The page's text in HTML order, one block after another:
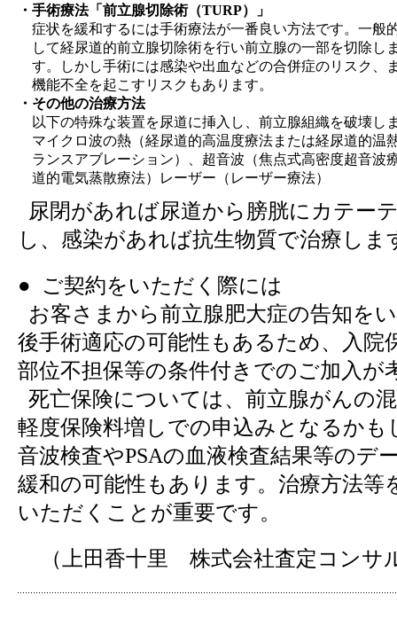
・手術療法「前立腺切除術（TURP）」
症状を緩和するには手術療法が一番良い方法です。一般
して経尿道的前立腺切除術を行い前立腺の一部を切除し
す。しかし手術には感染や出血などの合併症のリスク、
機能不全を起こすリスクもあります。
・その他の治療方法
以下の特殊な装置を尿道に挿入し、前立腺組織を破壊し
マイクロ波の熱（経尿道的高温度療法または経尿道的温
ランスアブレーション）、超音波（焦点式高密度超音波
道的電気蒸散療法）レーザー（レーザー療法）
尿閉があれば尿道から膀胱にカテー
し、感染があれば抗生物質で治療しま
● ご契約をいただく際には
お客さまから前立腺肥大症の告知を
後手術適応の可能性もあるため、入院
部位不担保等の条件付きでのご加入が
死亡保険については、前立腺がんの
軽度保険料増しでの申込みとなるかも
音波検査やPSAの血液検査結果等のデ
緩和の可能性もあります。治療方法等
いただくことが重要です。
（上田香十里 株式会社査定コンサ